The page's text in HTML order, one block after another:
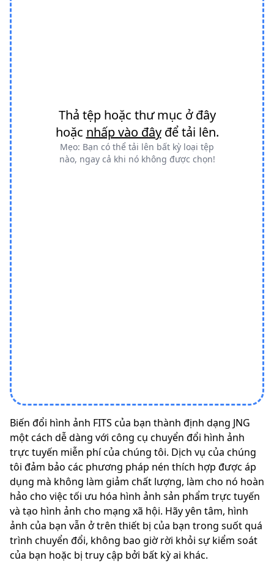
Thả tệp hoặc thư mục ở đây
hoặc nhấp vào đâyđể tải lên.
Mẹo: Bạn có thể tải lên bất kỳ loại tệp
nào, ngay cả khi nó không được chọn!
Biến đổi hình ảnh FITS của bạn thành định dạng JNG
một cách dễ dàng với công cụ chuyển đổi hình ảnh
trực tuyến miễn phí của chúng tôi. Dịch vụ của chúng
tôi đảm bảo các phương pháp nén thích hợp được áp
dụng mà không làm giảm chất lượng, làm cho nó hoàn
hảo cho việc tối ưu hóa hình ảnh sản phẩm trực tuyến
và tạo hình ảnh cho mạng xã hội. Hãy yên tâm, hình
ảnh của bạn vẫn ở trên thiết bị của bạn trong suốt quá
trình chuyển đổi, không bao giờ rời khỏi sự kiểm soát
của bạn hoặc bị truy cập bởi bất kỳ ai khác.